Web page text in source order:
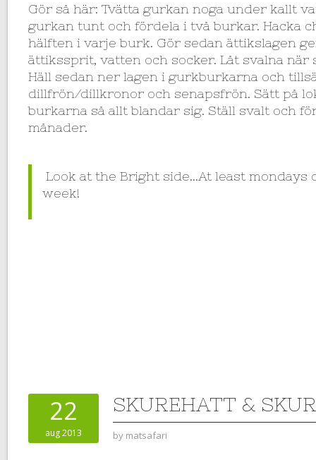
Gör så här: Tvätta gurkan noga under kallt
gurkan tunt och fördela i två burkar. Hacka
hälften i varje burk. Gör sedan ättikslagen
ättikssprit, vatten och socker. Låt svalna när
Häll sedan ner lagen i gurkburkarna och
dillfrön/dillkronor och senapsfrön. Sätt på
burkarna så allt blandar sig. Ställ svalt och
månader.
Look at the Bright side…At least mondays
week!
22
aug 2013
SKUREHATT &
by matsafari